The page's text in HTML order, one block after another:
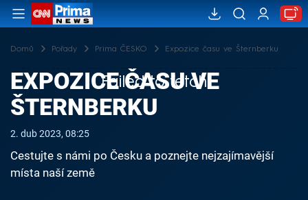
Domů Pořady Prima ČESKO Expozice času ve Šternberku
Failed to fetch
EXPOZICE ČASU VE
ŠTERNBERKU
2. dub 2023, 08:25
Cestujte s námi po Česku a poznejte nejzajímavější
místa naší země